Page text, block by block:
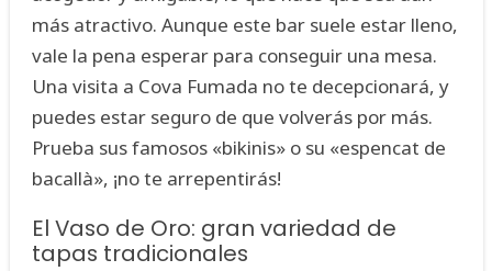
más atractivo. Aunque este bar suele estar lleno,
vale la pena esperar para conseguir una mesa.
Una visita a Cova Fumada no te decepcionará, y
puedes estar seguro de que volverás por más.
Prueba sus famosos «bikinis» o su «espencat de
bacallà», ¡no te arrepentirás!
El Vaso de Oro: gran variedad de
tapas tradicionales